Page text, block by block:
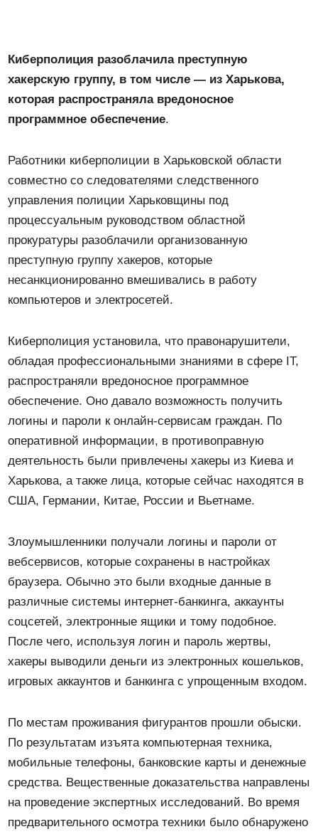
Киберполиция разоблачила преступную
хакерскую группу, в том числе — из Харькова,
которая распространяла вредоносное
программное обеспечение.
Работники киберполиции в Харьковской области
совместно со следователями следственного
управления полиции Харьковщины под
процессуальным руководством областной
прокуратуры разоблачили организованную
преступную группу хакеров, которые
несанкционированно вмешивались в работу
компьютеров и электросетей.
Киберполиция установила, что правонарушители,
обладая профессиональными знаниями в сфере IT,
распространяли вредоносное программное
обеспечение. Оно давало возможность получить
логины и пароли к онлайн-сервисам граждан. По
оперативной информации, в противоправную
деятельность были привлечены хакеры из Киева и
Харькова, а также лица, которые сейчас находятся в
США, Германии, Китае, России и Вьетнаме.
Злоумышленники получали логины и пароли от
вебсервисов, которые сохранены в настройках
браузера. Обычно это были входные данные в
различные системы интернет-банкинга, аккаунты
соцсетей, электронные ящики и тому подобное.
После чего, используя логин и пароль жертвы,
хакеры выводили деньги из электронных кошельков,
игровых аккаунтов и банкинга с упрощенным входом.
По местам проживания фигурантов прошли обыски.
По результатам изъята компьютерная техника,
мобильные телефоны, банковские карты и денежные
средства. Вещественные доказательства направлены
на проведение экспертных исследований. Во время
предварительного осмотра техники было обнаружено